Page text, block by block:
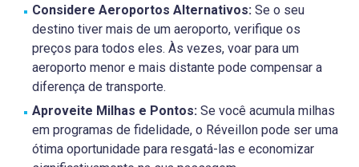
Considere Aeroportos Alternativos: Se o seu
destino tiver mais de um aeroporto, verifique os
preços para todos eles. Às vezes, voar para um
aeroporto menor e mais distante pode compensar a
diferença de transporte.
Aproveite Milhas e Pontos: Se você acumula milhas
em programas de fidelidade, o Réveillon pode ser uma
ótima oportunidade para resgatá-las e economizar